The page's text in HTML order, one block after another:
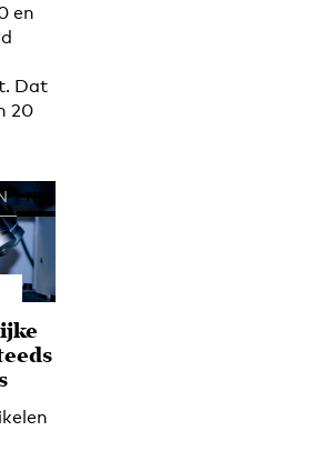
en
Dat
20
NL